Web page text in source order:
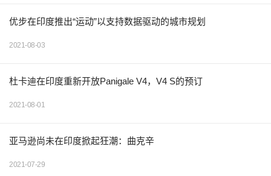
优步在印度推出“运动”以支持数据驱动的城市规划
2021-08-03
杜卡迪在印度重新开放Panigale V4，V4 S的预订
2021-08-01
亚马逊尚未在印度掀起狂潮：曲克辛
2021-07-29